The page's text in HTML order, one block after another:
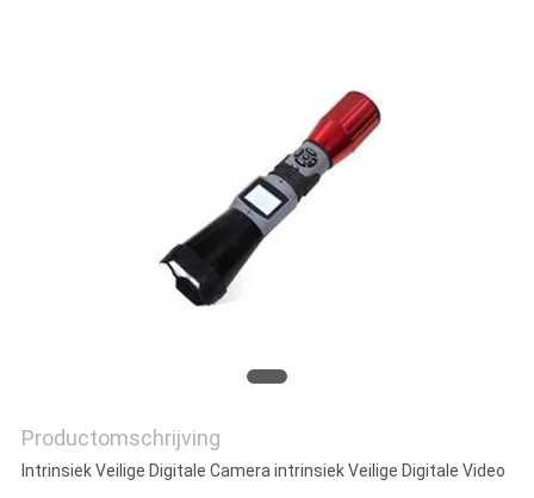
Productomschrijving
Intrinsiek Veilige Digitale Camera intrinsiek Veilige Digitale Video